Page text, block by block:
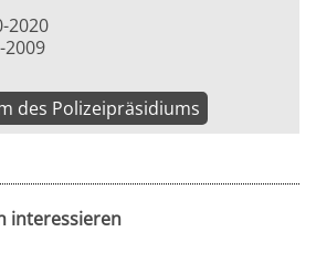
2020
2009
des Polizeipräsidiums
interessieren